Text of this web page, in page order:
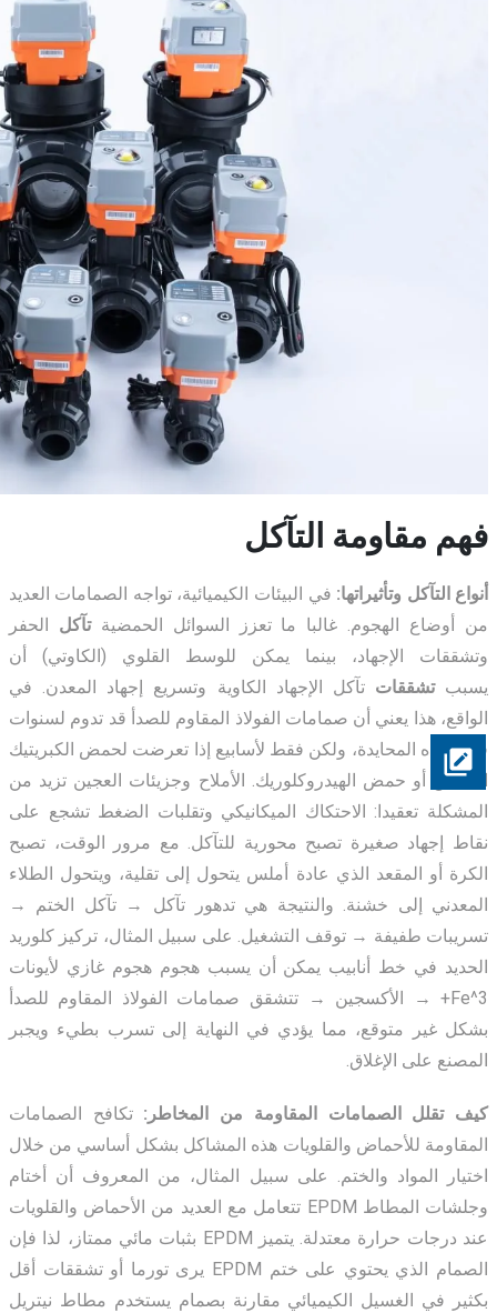
فهم مقاومة التآكل
أنواع التآكل وتأثيراتها: في البيئات الكيميائية، تواجه الصمامات العديد
من أوضاع الهجوم. غالبا ما تعزز السوائل الحمضية تآكل الحفر
وتشققات الإجهاد، بينما يمكن للوسط القلوي (الكاوتي) أن
يسببتشققات تآكل الإجهاد الكاوية وتسريع إجهاد المعدن. في
الواقع، هذا يعني أن صمامات الفولاذ المقاوم للصدأ قد تدوم لسنوات
في المياه المحايدة، ولكن فقط لأسابيع إذا تعرضت لحمض الكبريتيك
الساخن أو حمض الهيدروكلوريك. الأملاح وجزيئات العجين تزيد من
المشكلة تعقيدا: الاحتكاك الميكانيكي وتقلبات الضغط تشجع على
نقاط إجهاد صغيرة تصبح محورية للتآكل. مع مرور الوقت، تصبح
الكرة أو المقعد الذي عادة أملس يتحول إلى تقلية، ويتحول الطلاء
المعدني إلى خشنة. والنتيجة هيتدهور تآكل → تآكل الختم →
تسريبات طفيفة → توقف التشغيل. على سبيل المثال، تركيز كلوريد
الحديد في خط أنابيب يمكن أن يسببهجوم هجوم غازي لأيونات
Fe^3+ → الأكسجين → تتشقق صمامات الفولاذ المقاوم للصدأ
بشكل غير متوقع، مما يؤدي في النهاية إلى تسرب بطيء ويجبر
المصنع على الإغلاق.
كيف تقلل الصمامات المقاومة من المخاطر: تكافح الصمامات
المقاومة للأحماض والقلويات هذه المشاكل بشكل أساسي من خلال
اختيار المواد والختم. على سبيل المثال، من المعروف أن أختام
وجلشات المطاط EPDM تتعامل مع العديد من الأحماض والقلويات
عند درجات حرارة معتدلة. يتميز EPDM بثبات مائي ممتاز، لذا فإن
الصمام الذي يحتوي على ختم EPDM يرى تورما أو تشققات أقل
بكثير في الغسيل الكيميائي مقارنة بصمام يستخدم مطاط نيتريل